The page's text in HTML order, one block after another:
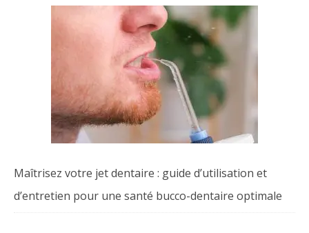
Maîtrisez votre jet dentaire : guide d’utilisation et
d’entretien pour une santé bucco-dentaire optimale